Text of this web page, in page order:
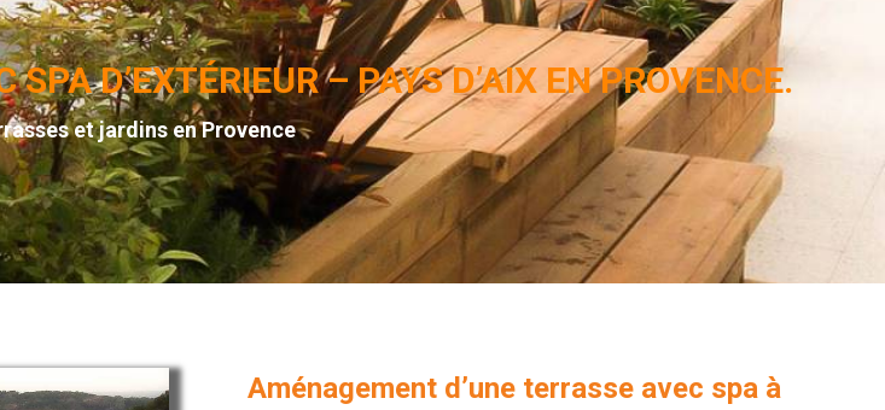
fenêtre
D’EXTÉRIEUR – PAYS D’AIX EN PROVENCE.
et jardins en Provence
Aménagement d’une terrasse avec spa à